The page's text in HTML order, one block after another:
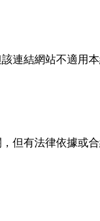
連結網站不適用
但有法律依據或合